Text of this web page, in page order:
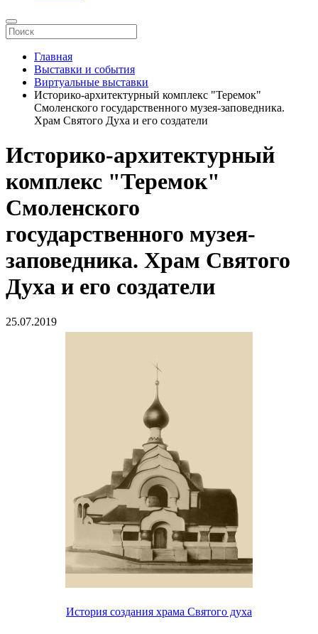
Главная
Выставки и события
Виртуальные выставки
Историко-архитектурный комплекс "Теремок"
Смоленского государственного музея-заповедника.
Храм Святого Духа и его создатели
Историко-архитектурный
комплекс "Теремок"
Смоленского
государственного музея-
заповедника. Храм Святого
Духа и его создатели
25.07.2019
История создания храма Святого духа